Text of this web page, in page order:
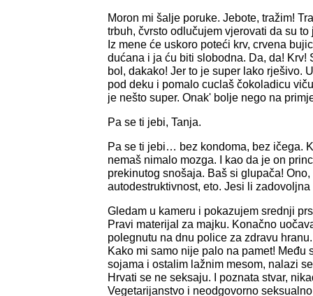
Moron mi šalje poruke. Jebote, tražim!
trbuh, čvrsto odlučujem vjerovati da su
Iz mene će uskoro poteći krv, crvena
dućana i ja ću biti slobodna. Da, da! Krv!
bol, dakako! Jer to je super lako rješivo.
pod deku i pomalo cuclaš čokoladicu
je nešto super. Onak' bolje nego na
Pa se ti jebi, Tanja.
Pa se ti jebi… bez kondoma, bez ičega.
nemaš nimalo mozga. I kao da je on
prekinutog snošaja. Baš si glupača!
autodestruktivnost, eto. Jesi li
Gledam u kameru i pokazujem srednji
Pravi materijal za majku. Konačno
polegnutu na dnu police za zdravu
Kako mi samo nije palo na pamet! Među
sojama i ostalim lažnim mesom, nalazi
Hrvati se ne seksaju. I poznata stvar,
Vegetarijanstvo i neodgovorno